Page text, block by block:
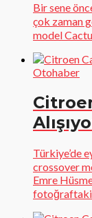
Bir sene
çok zaman
model
Otohaber
Türkiye’de
crossover
Emre
fotoğraftaki